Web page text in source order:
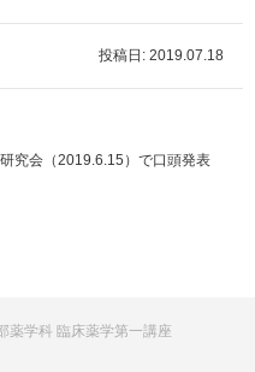
投稿日: 2019.07.18
究会（2019.6.15）で口頭発表
薬学科 臨床薬学第一講座